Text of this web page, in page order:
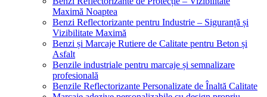
Maximă Noaptea
Benzi Reflectorizante pentru Industrie – Siguranță și
Vizibilitate Maximă
Benzi și Marcaje Rutiere de Calitate pentru Beton și
Asfalt
Benzile industriale pentru marcaje și semnalizare
profesională
Benzile Reflectorizante Personalizate de Înaltă Calitate